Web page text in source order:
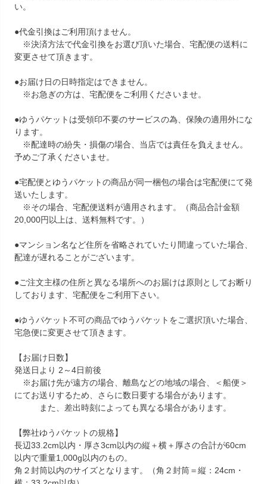
い。
●代金引換はご利用頂けません。
※決済方法で代金引換をお選び頂いた場合、宅配便の送料に
変更させて頂きます。
●お届け日の日時指定はできません。
※お急ぎの方は、宅配便をご利用くださいませ。
●ゆうパケットは受領印不要のサービスの為、保険の適用外にな
ります。
※配達時の紛失・損傷の場合、当店では責任を負えません。
予めご了承くださいませ。
●宅配便とゆうパケットの商品が同一梱包の場合は宅配便にて発
送いたします。
※その場合、宅配便送料が適用されます。（商品合計金額
20,000円以上は、送料無料です。）
●マンション名など住所を省略されていたり間違っていた場合、
配達が遅れることがございます。
●ご注文主様の住所と異なる場所へのお届けは原則としてお断り
しております、宅配便をご利用下さい。
●ゆうパケット不可の商品でゆうパケットをご選択頂いた場合、
宅急便に変更させて頂きます。
【お届け日数】
発送日より 2～4日前後
※お届け先が遠方の場合、離島などの地域の場合、＜船便＞
にてお送りするため、さらに数日要する場合があります。
また、差出時刻によっても異なる場合があります。
【弊社ゆうパケットの規格】
長辺33.2cm以内・厚さ3cm以内の縦＋横＋厚さの合計が60cm
以内で重量1,000g以内のもの。
角２封筒以内のサイズとなります。（角２封筒＝縦：24cm・